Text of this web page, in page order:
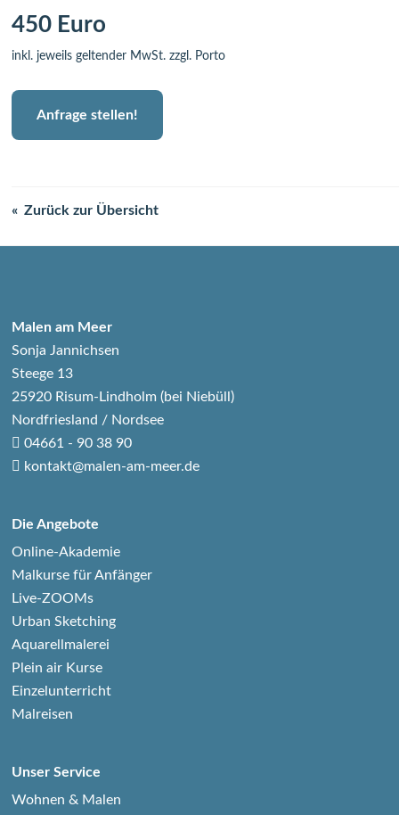
450 Euro
inkl. jeweils geltender MwSt. zzgl. Porto
Anfrage stellen!
Zurück zur Übersicht
Malen am Meer
Sonja Jannichsen
Steege 13
25920 Risum-Lindholm (bei Niebüll)
Nordfriesland / Nordsee
04661 - 90 38 90
kontakt@malen-am-meer.de
Die Angebote
Online-Akademie
Malkurse für Anfänger
Live-ZOOMs
Urban Sketching
Aquarellmalerei
Plein air Kurse
Einzelunterricht
Malreisen
Unser Service
Wohnen & Malen